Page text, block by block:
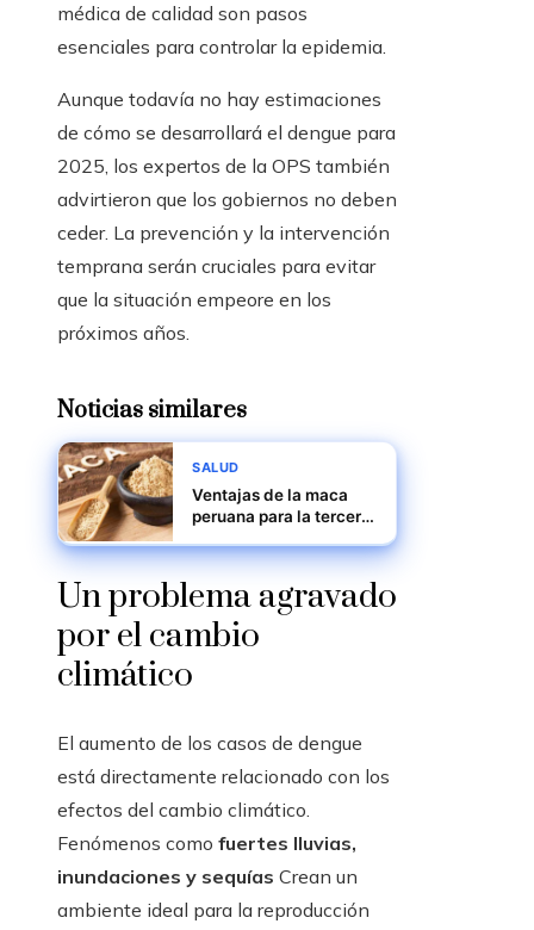
médica de calidad son pasos
esenciales para controlar la epidemia.
Aunque todavía no hay estimaciones
de cómo se desarrollará el dengue para
2025, los expertos de la OPS también
advirtieron que los gobiernos no deben
ceder. La prevención y la intervención
temprana serán cruciales para evitar
que la situación empeore en los
próximos años.
Noticias similares
SALUD
Ventajas de la maca
peruana para la tercera
y advertencias
Un problema agravado
por el cambio
climático
El aumento de los casos de dengue
está directamente relacionado con los
efectos del cambio climático.
Fenómenos como fuertes lluvias,
inundaciones y sequías Crean un
ambiente ideal para la reproducción